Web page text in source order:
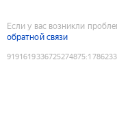
Если у вас возникли
обратной связи
9191619336725274875: